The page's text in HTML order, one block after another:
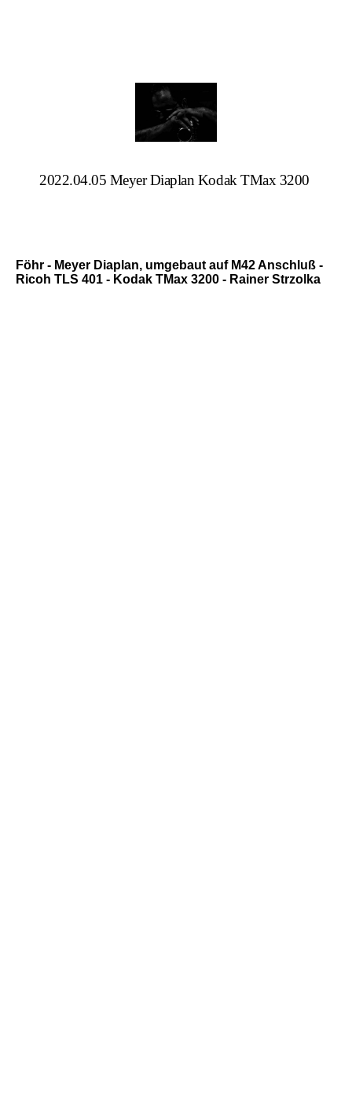
2022.04.05 Meyer Diaplan Kodak TMax 3200
Föhr - Meyer Diaplan, umgebaut auf M42 Anschluß -
Ricoh TLS 401 - Kodak TMax 3200 - Rainer Strzolka